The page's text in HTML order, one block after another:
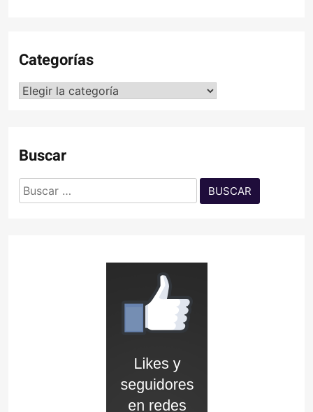
Categorías
Categorías
Buscar
Buscar: